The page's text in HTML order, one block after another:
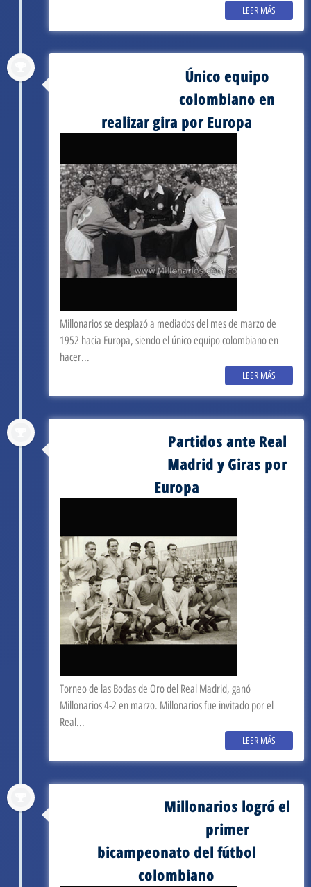
LEER MÁS
Único equipo
colombiano en
realizar gira por Europa
Millonarios se desplazó a mediados del mes de marzo de
1952 hacia Europa, siendo el único equipo colombiano en
hacer...
LEER MÁS
Partidos ante Real
Madrid y Giras por
Europa
Torneo de las Bodas de Oro del Real Madrid, ganó
Millonarios 4-2 en marzo. Millonarios fue invitado por el
Real...
LEER MÁS
Millonarios logró el
primer
bicampeonato del fútbol
colombiano